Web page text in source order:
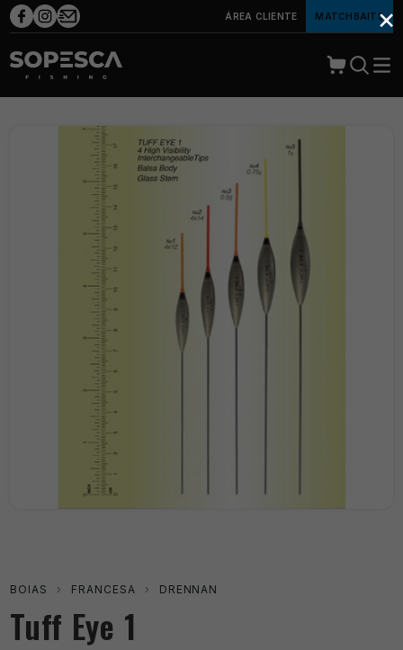
ÁREA CLIENTE MATCHBAITS
BOIAS › FRANCESA › DRENNAN
Tuff Eye 1
×